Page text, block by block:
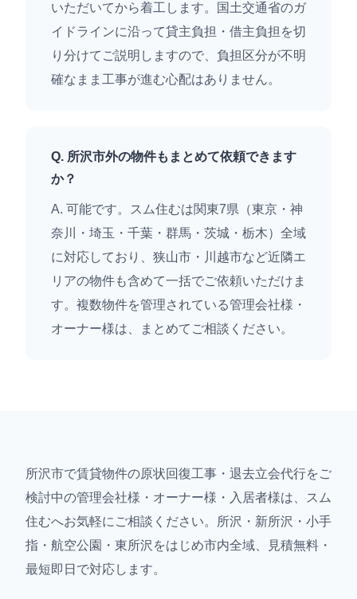
いただいてから着工します。国土交通省のガ
イドラインに沿って貸主負担・借主負担を切
り分けてご説明しますので、負担区分が不明
確なまま工事が進む心配はありません。
Q. 所沢市外の物件もまとめて依頼できます
か？
A. 可能です。スム住むは関東7県（東京・神
奈川・埼玉・千葉・群馬・茨城・栃木）全域
に対応しており、狭山市・川越市など近隣エ
リアの物件も含めて一括でご依頼いただけま
す。複数物件を管理されている管理会社様・
オーナー様は、まとめてご相談ください。
所沢市で賃貸物件の原状回復工事・退去立会代行をご
検討中の管理会社様・オーナー様・入居者様は、スム
住むへお気軽にご相談ください。所沢・新所沢・小手
指・航空公園・東所沢をはじめ市内全域、見積無料・
最短即日で対応します。